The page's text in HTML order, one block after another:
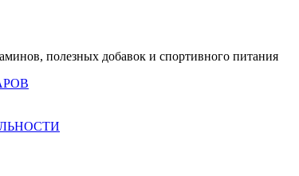
полезных добавок и спортивного питания